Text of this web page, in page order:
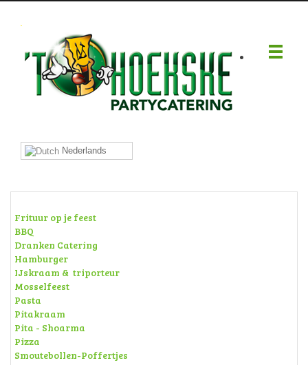
.
Nederlands
Frituur op je feest
BBQ
Dranken Catering
Hamburger
IJskraam & triporteur
Mosselfeest
Pasta
Pitakraam
Pita - Shoarma
Pizza
Smoutebollen-Poffertjes